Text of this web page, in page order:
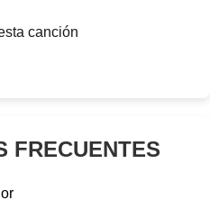
canción
FRECUENTES